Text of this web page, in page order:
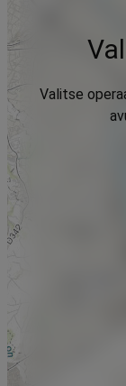
Valitse